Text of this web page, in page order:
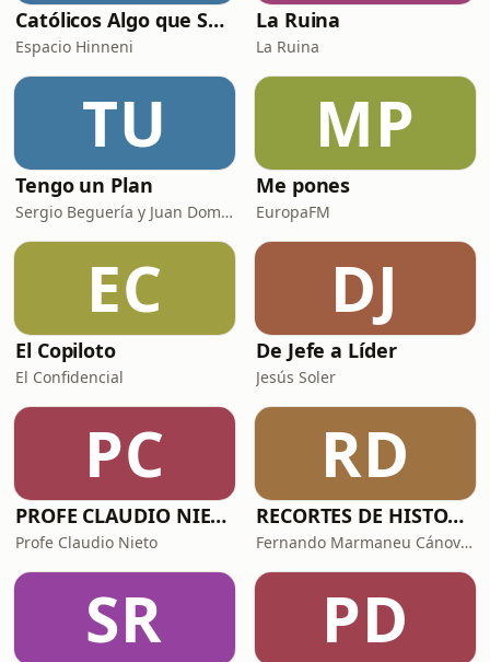
Católicos Algo que Saber
Espacio Hinneni
La Ruina
La Ruina
TU
Tengo un Plan
Sergio Beguería y Juan Domínguez
MP
Me pones
EuropaFM
EC
El Copiloto
El Confidencial
DJ
De Jefe a Líder
Jesús Soler
PC
PROFE CLAUDIO NIETO
Profe Claudio Nieto
RD
RECORTES DE HISTORIA Y CIENCIA
Fernando Marmaneu Cánovas
SR PD